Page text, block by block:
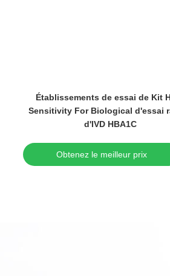
Établissements de essai de Kit
Sensitivity For Biological d'essai
d'IVD HBA1C
Obtenez le meilleur prix